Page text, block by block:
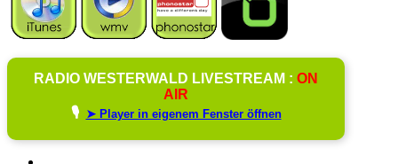
RADIO WESTERWALD LIVESTREAM : ON
AIR
🎙️ ➤ Player in eigenem Fenster öffnen